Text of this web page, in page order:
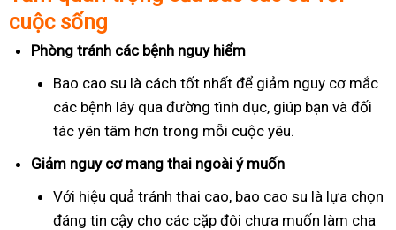
cuộc sống
Phòng tránh các bệnh nguy hiểm
Bao cao su là cách tốt nhất để giảm nguy cơ mắc
các bệnh lây qua đường tình dục, giúp bạn và đối
tác yên tâm hơn trong mỗi cuộc yêu.
Giảm nguy cơ mang thai ngoài ý muốn
Với hiệu quả tránh thai cao, bao cao su là lựa chọn
đáng tin cậy cho các cặp đôi chưa muốn làm cha